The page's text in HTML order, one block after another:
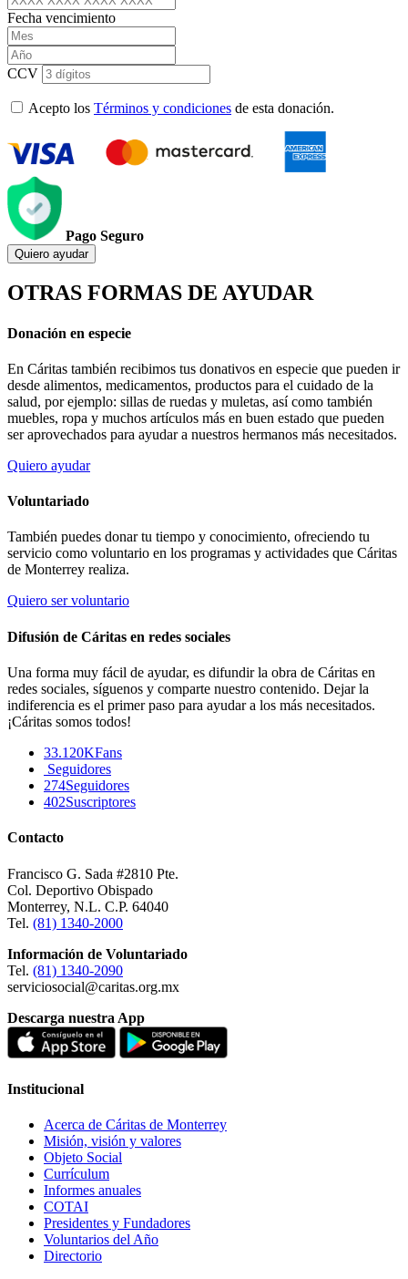
Fecha vencimiento
CCV
Acepto los Términos y condiciones de esta donación.
Pago Seguro
Quiero ayudar
OTRAS FORMAS DE AYUDAR
Donación en especie
En Cáritas también recibimos tus donativos en especie que pueden ir
desde alimentos, medicamentos, productos para el cuidado de la
salud, por ejemplo: sillas de ruedas y muletas, así como también
muebles, ropa y muchos artículos más en buen estado que pueden
ser aprovechados para ayudar a nuestros hermanos más necesitados.
Quiero ayudar
Voluntariado
También puedes donar tu tiempo y conocimiento, ofreciendo tu
servicio como voluntario en los programas y actividades que Cáritas
de Monterrey realiza.
Quiero ser voluntario
Difusión de Cáritas en redes sociales
Una forma muy fácil de ayudar, es difundir la obra de Cáritas en
redes sociales, síguenos y comparte nuestro contenido. Dejar la
indiferencia es el primer paso para ayudar a los más necesitados.
¡Cáritas somos todos!
33.120KFans
Seguidores
274Seguidores
402Suscriptores
Contacto
Francisco G. Sada #2810 Pte.
Col. Deportivo Obispado
Monterrey, N.L. C.P. 64040
Tel. (81) 1340-2000
Información de Voluntariado
Tel. (81) 1340-2090
serviciosocial@caritas.org.mx
Descarga nuestra App
Institucional
Acerca de Cáritas de Monterrey
Misión, visión y valores
Objeto Social
Currículum
Informes anuales
COTAI
Presidentes y Fundadores
Voluntarios del Año
Directorio